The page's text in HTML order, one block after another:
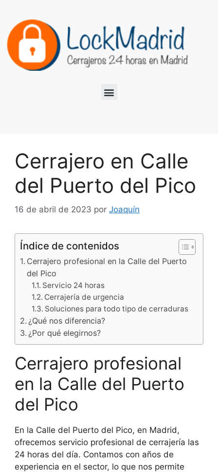
Cerrajero en Calle
del Puerto del Pico
16 de abril de 2023 por Joaquín
Índice de contenidos
Cerrajero profesional en la Calle del Puerto
del Pico
Servicio 24 horas
Cerrajería de urgencia
Soluciones para todo tipo de cerraduras
¿Qué nos diferencia?
¿Por qué elegirnos?
Cerrajero profesional
en la Calle del Puerto
del Pico
En la Calle del Puerto del Pico, en Madrid,
ofrecemos servicio profesional de cerrajería las
24 horas del día. Contamos con años de
experiencia en el sector, lo que nos permite